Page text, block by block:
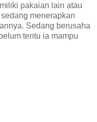
pakaian lain atau
menerapkan
Sedang berusaha
tentu ia mampu